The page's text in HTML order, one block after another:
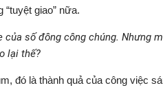
“tuyệt giao” nữa.
của số đông công chúng. Nhưng
lại thế?
đó là thành quả của công việc